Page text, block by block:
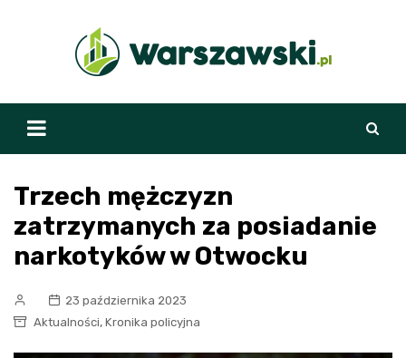
Trzech mężczyzn
zatrzymanych za posiadanie
narkotyków w Otwocku
23 października 2023
Aktualności, Kronika policyjna